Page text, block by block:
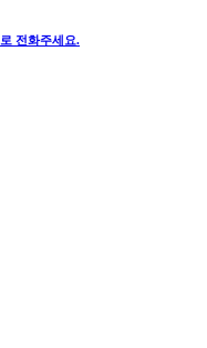
로 전화주세요.